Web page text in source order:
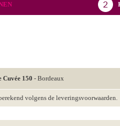
150 - Bordeaux
volgens de leveringsvoorwaarden.